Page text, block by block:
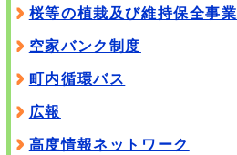
桜等の植栽及び維持保全事業
空家バンク制度
町内循環バス
広報
高度情報ネットワーク